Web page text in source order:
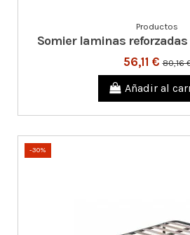
Productos
Somier laminas
56,11 €80,16
Añadir al
-30%